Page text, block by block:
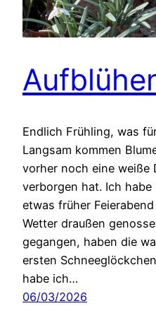
Endlich Frühling, was
Langsam kommen
vorher noch eine weiße
verborgen hat. Ich
etwas früher
Wetter draußen
gegangen, haben die
ersten
habe ich…
06/03/2026